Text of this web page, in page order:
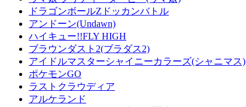
ドラゴンボールZドッカンバトル
アンドーン(Undawn)
ハイキュー!!FLY HIGH
ブラウンダスト2(ブラダス2)
アイドルマスターシャイニーカラーズ(シャニマス)
ポケモンGO
ラストクラウディア
アルケランド